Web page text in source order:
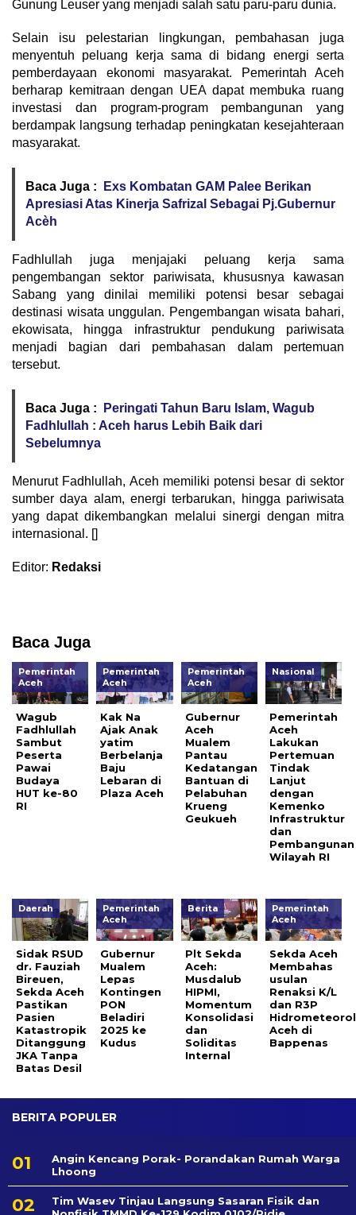
Gunung Leuser yang menjadi salah satu paru-paru dunia.
‎Selain isu pelestarian lingkungan, pembahasan juga
menyentuh peluang kerja sama di bidang energi serta
pemberdayaan ekonomi masyarakat. Pemerintah Aceh
berharap kemitraan dengan UEA dapat membuka ruang
investasi dan program-program pembangunan yang
berdampak langsung terhadap peningkatan kesejahteraan
masyarakat.
Baca Juga :
Exs Kombatan GAM Palee Berikan
Apresiasi Atas Kinerja Safrizal Sebagai Pj.Gubernur
Acèh
‎Fadhlullah juga menjajaki peluang kerja sama
pengembangan sektor pariwisata, khususnya kawasan
Sabang yang dinilai memiliki potensi besar sebagai
destinasi wisata unggulan. Pengembangan wisata bahari,
ekowisata, hingga infrastruktur pendukung pariwisata
menjadi bagian dari pembahasan dalam pertemuan
tersebut.
Baca Juga :
Peringati Tahun Baru Islam, Wagub
Fadhlullah : Aceh harus Lebih Baik dari
Sebelumnya
‎Menurut Fadhlullah, Aceh memiliki potensi besar di sektor
sumber daya alam, energi terbarukan, hingga pariwisata
yang dapat dikembangkan melalui sinergi dengan mitra
internasional. []
Editor: Redaksi
Baca Juga
Pemerintah
Aceh
Wagub
Fadhlullah
Sambut
Peserta
Pawai
Budaya
HUT ke-80
RI
Pemerintah
Aceh
Kak Na
Ajak Anak
yatim
Berbelanja
Baju
Lebaran di
Plaza Aceh
Pemerintah
Aceh
Gubernur
Aceh
Mualem
Pantau
Kedatangan
Bantuan di
Pelabuhan
Krueng
Geukueh
Nasional
Pemerintah
Aceh
Lakukan
Pertemuan
Tindak
Lanjut
dengan
Kemenko
Infrastruktur
dan
Pembangunan
Wilayah RI
Daerah
Sidak RSUD
dr. Fauziah
Bireuen,
Sekda Aceh
Pastikan
Pasien
Katastropik
Ditanggung
JKA Tanpa
Batas Desil
Pemerintah
Aceh
Gubernur
Mualem
Lepas
Kontingen
PON
Beladiri
2025 ke
Kudus ‎
Berita
Plt Sekda
Aceh:
Musdalub
HIPMI,
Momentum
Konsolidasi
dan
Soliditas
Internal
Pemerintah
Aceh
Sekda Aceh
Membahas
usulan
Renaksi K/L
dan R3P
Aceh di
Bappenas
BERITA POPULER
Angin Kencang Porak- Porandakan Rumah Warga
Lhoong
Tim Wasev Tinjau Langsung Sasaran Fisik dan